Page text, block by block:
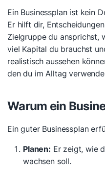
Ein Businessplan ist kein
Er hilft dir,
Zielgruppe du ansprichst,
viel Kapital du brauchst
realistisch aussehen
den du im Alltag
Warum ein
Ein guter Businessplan
Planen: Er zeigt, wie
wachsen soll.